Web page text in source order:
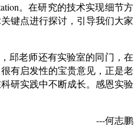
。在研究的技术实现细节方
键点进行探讨，引导我们大家
邱老师还有实验室的同门，在
有启发性的宝贵意见，正是老
研实践中不断成长。感恩实验
---何志鹏